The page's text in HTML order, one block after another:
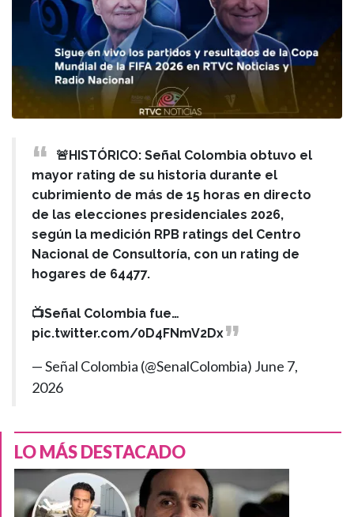
🚨HISTÓRICO: Señal Colombia obtuvo el
mayor rating de su historia durante el
cubrimiento de más de 15 horas en directo
de las elecciones presidenciales 2026,
según la medición RPB ratings del Centro
Nacional de Consultoría, con un rating de
hogares de 64477.
📺Señal Colombia fue…
pic.twitter.com/0D4FNmV2Dx
— Señal Colombia (@SenalColombia) June 7,
2026
LO MÁS DESTACADO